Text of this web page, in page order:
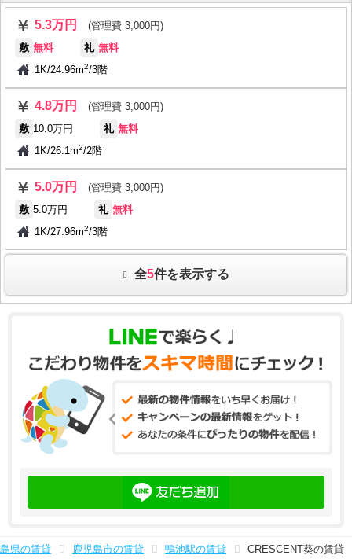
5.3万円
(管理費 3,000円)
敷 無料 礼 無料
1K/24.96m2/3階
4.8万円
(管理費 3,000円)
敷 10.0万円 礼 無料
1K/26.1m2/2階
5.0万円
(管理費 3,000円)
敷 5.0万円 礼 無料
1K/27.96m2/3階
全5件を表示する
県の賃貸 鹿児島市の賃貸 鴨池駅の賃貸 CRESCENT葵の賃貸